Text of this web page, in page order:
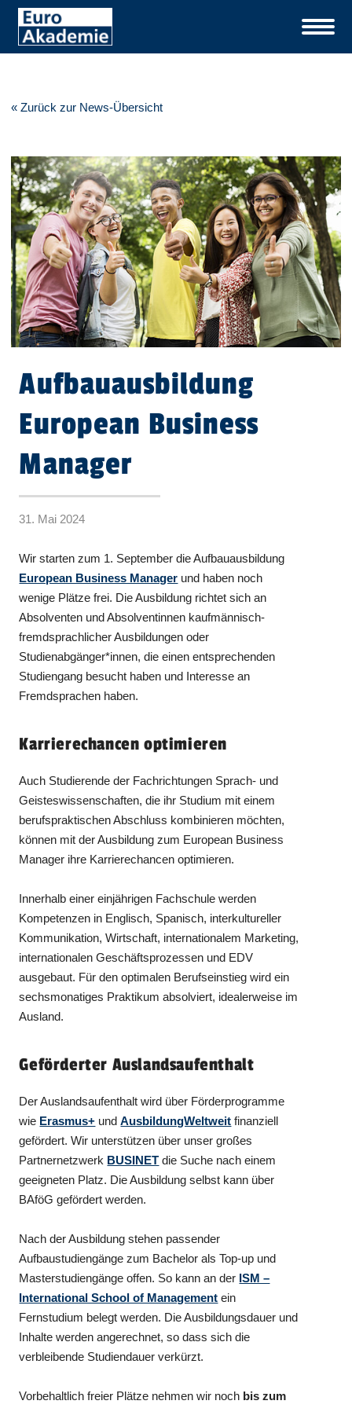
« Zurück zur News-Übersicht
Aufbauausbildung
European Business
Manager
31. Mai 2024
Wir starten zum 1. September die Aufbauausbildung
European Business Manager und haben noch
wenige Plätze frei. Die Ausbildung richtet sich an
Absolventen und Absolventinnen kaufmännisch-
fremdsprachlicher Ausbildungen oder
Studienabgänger*innen, die einen entsprechenden
Studiengang besucht haben und Interesse an
Fremdsprachen haben.
Karrierechancen optimieren
Auch Studierende der Fachrichtungen Sprach- und
Geisteswissenschaften, die ihr Studium mit einem
berufspraktischen Abschluss kombinieren möchten,
können mit der Ausbildung zum European Business
Manager ihre Karrierechancen optimieren.
Innerhalb einer einjährigen Fachschule werden
Kompetenzen in Englisch, Spanisch, interkultureller
Kommunikation, Wirtschaft, internationalem Marketing,
internationalen Geschäftsprozessen und EDV
ausgebaut. Für den optimalen Berufseinstieg wird ein
sechsmonatiges Praktikum absolviert, idealerweise im
Ausland.
Geförderter Auslandsaufenthalt
Der Auslandsaufenthalt wird über Förderprogramme
wie Erasmus+ undAusbildungWeltweit finanziell
gefördert. Wir unterstützen über unser großes
Partnernetzwerk BUSINET die Suche nach einem
geeigneten Platz. Die Ausbildung selbst kann über
BAföG gefördert werden.
Nach der Ausbildung stehen passender
Aufbaustudiengänge zum Bachelor als Top-up und
Masterstudiengänge offen. So kann an der ISM –
International School of Management ein
Fernstudium belegt werden. Die Ausbildungsdauer und
Inhalte werden angerechnet, so dass sich die
verbleibende Studiendauer verkürzt.
Vorbehaltlich freier Plätze nehmen wir noch bis zum